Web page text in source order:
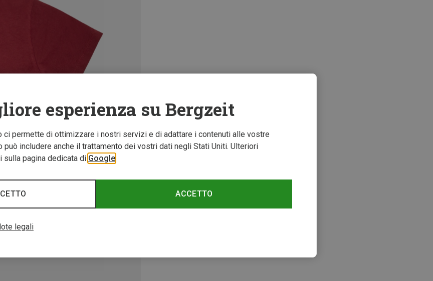
esperienza su Bergzeit
ci permette di ottimizzare i nostri servizi e di adattare i contenuti alle vostre
includere anche il trattamento dei vostri dati negli Stati Uniti. Ulteriori
pagina dedicata di Google
ACCETTO
legali